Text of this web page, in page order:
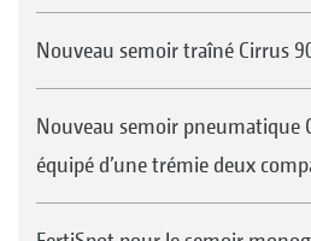
Nouveau semoir traîné Cirrus
Nouveau semoir pneumatique
équipé d’une trémie deux